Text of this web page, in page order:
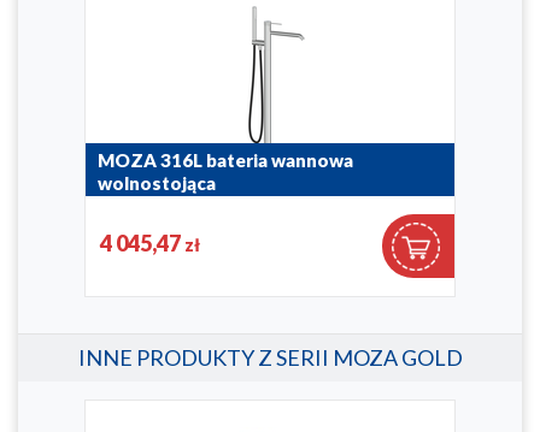
MOZA 316L bateria wannowa
wolnostojąca
4 045,47 zł
INNE PRODUKTY Z SERII MOZA GOLD